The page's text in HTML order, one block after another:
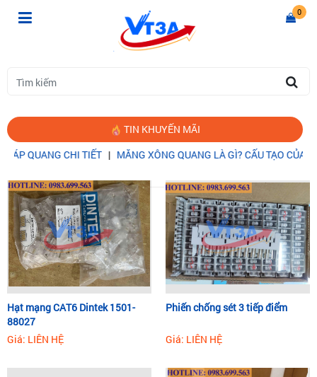
0
TIN KHUYẾN MÃI
CHI TIẾT|MĂNG XÔNG QUANG LÀ GÌ? CẤU TẠO CỦA MĂNG
Trang chủ THIẾT BỊ MẠNG
Hạt mạng CAT6 Dintek 1501-
88027
Giá: LIÊN HỆ
Phiến chống sét 3 tiếp điểm
Giá: LIÊN HỆ